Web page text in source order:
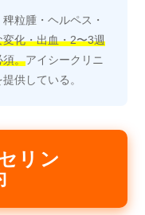
粒腫・ヘルペス・
変化・出血・2〜3週
須。アイシークリニ
供している。
リン